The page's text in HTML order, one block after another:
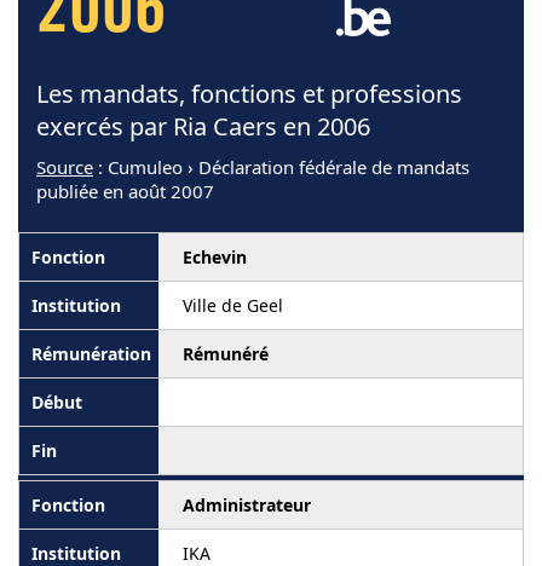
2006
Les mandats, fonctions et professions
exercés par Ria Caers en 2006
Source : Cumuleo › Déclaration fédérale de mandats
publiée en août 2007
Echevin
Ville de Geel
Rémunéré
Administrateur
IKA